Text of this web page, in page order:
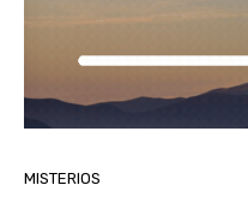
MISTERIOS